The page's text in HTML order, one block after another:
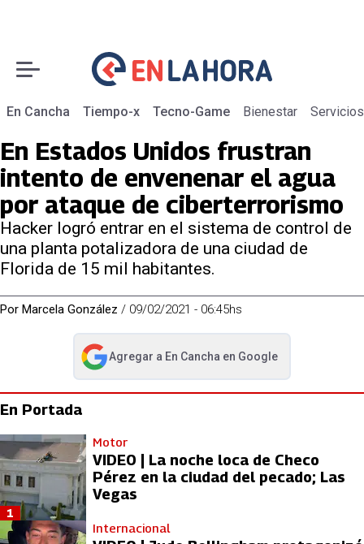
En Cancha Tiempo-x Tecno-Game Bienestar Servicios
En Estados Unidos frustran
intento de envenenar el agua
por ataque de ciberterrorismo
Hacker logró entrar en el sistema de control de
una planta potalizadora de una ciudad de
Florida de 15 mil habitantes.
Por Marcela González / 09/02/2021 - 06:45hs
Agregar a En Cancha en Google
abre en nueva pestaña
En Portada
Motor
VIDEO | La noche loca de Checo
Pérez en la ciudad del pecado; Las
Vegas
1
Internacional